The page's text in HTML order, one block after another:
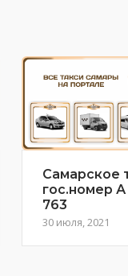
Самарское
гос.номер
763
30 июля, 2021